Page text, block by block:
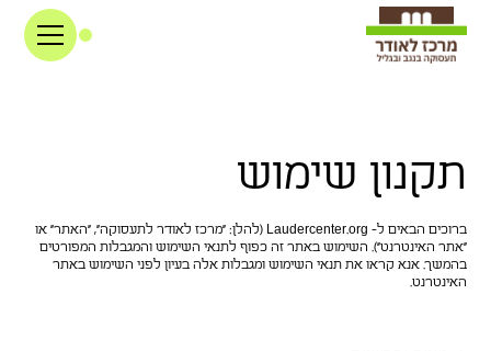
תקנון שימוש
ברוכים הבאים ל- Laudercenter.org (להלן: “מרכז לאודר לתעסוקה”, “האתר” או
“אתר האינטרנט”). השימוש באתר זה כפוף לתנאי השימוש והמגבלות המפורטים
בהמשך. אנא קראו את תנאי השימוש ומגבלות אלה בעיון לפני השימוש באתר
האינטרנט.